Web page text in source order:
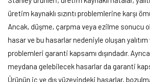
üretim kaynaklı sızıntı problemlerine karşı
Ancak, düşme, çarpma veya ezilme sonucu
hasar ve bu hasarlar nedeniyle oluşan yalıtım
problemleri garanti kapsamı dışındadır.
meydana gelebilecek hasarlar da garanti
Ürünün iç ve dış yüzeyindeki hasarlar,